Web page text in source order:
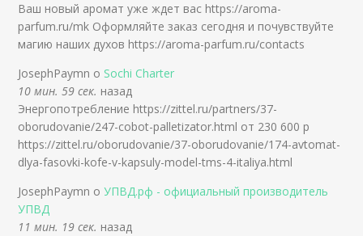
Ваш новый аромат уже ждет вас https://aroma-
parfum.ru/mk Оформляйте заказ сегодня и почувствуйте
магию наших духов https://aroma-parfum.ru/contacts
JosephPaymn о Sochi Charter
10 мин. 59 сек. назад
Энергопотребление https://zittel.ru/partners/37-
oborudovanie/247-cobot-palletizator.html от 230 600 р
https://zittel.ru/oborudovanie/37-oborudovanie/174-avtomat-
dlya-fasovki-kofe-v-kapsuly-model-tms-4-italiya.html
JosephPaymn оУПВД.рф - официальный производитель
УПВД
11 мин. 19 сек. назад